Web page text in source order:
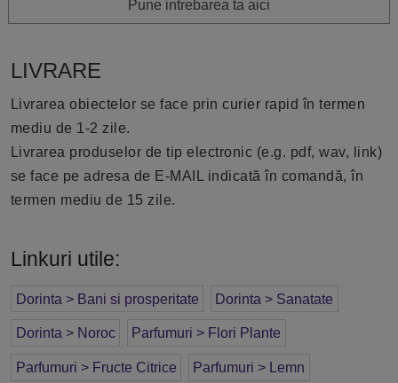
Pune intrebarea ta aici
LIVRARE
Livrarea obiectelor se face prin curier rapid în termen
mediu de 1-2 zile.
Livrarea produselor de tip electronic (e.g. pdf, wav, link)
se face pe adresa de E-MAIL indicată în comandă, în
termen mediu de 15 zile.
Linkuri utile:
Dorinta > Bani si prosperitate Dorinta > Sanatate
Dorinta > Noroc Parfumuri > Flori Plante
Parfumuri > Fructe Citrice Parfumuri > Lemn